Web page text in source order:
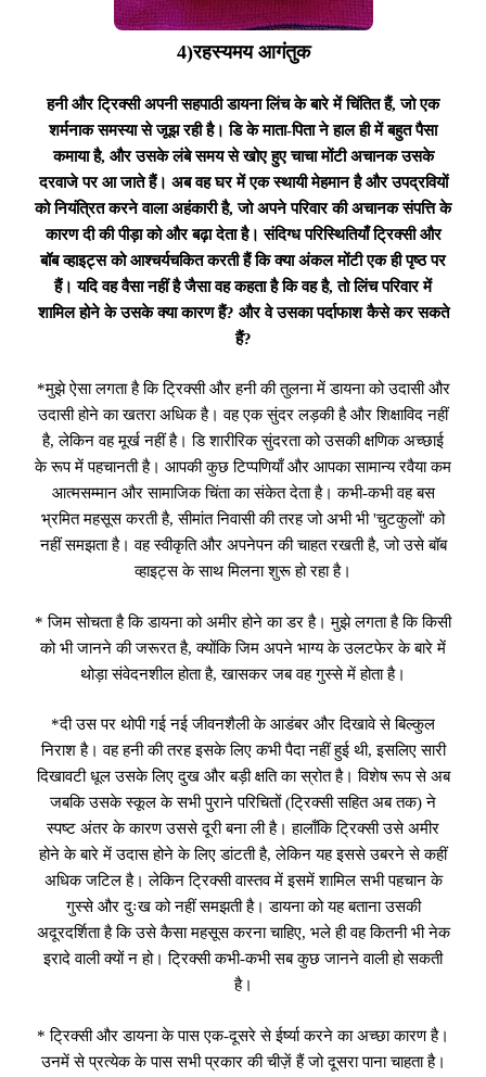
4)रहस्यमय आगंतुक
हनी और ट्रिक्सी अपनी सहपाठी डायना लिंच के बारे में चिंतित हैं, जो एक
शर्मनाक समस्या से जूझ रही है। डि के माता-पिता ने हाल ही में बहुत पैसा
कमाया है, और उसके लंबे समय से खोए हुए चाचा मोंटी अचानक उसके
दरवाजे पर आ जाते हैं। अब वह घर में एक स्थायी मेहमान है और उपद्रवियों
को नियंत्रित करने वाला अहंकारी है, जो अपने परिवार की अचानक संपत्ति के
कारण दी की पीड़ा को और बढ़ा देता है। संदिग्ध परिस्थितियाँ ट्रिक्सी और
बॉब व्हाइट्स को आश्चर्यचकित करती हैं कि क्या अंकल मोंटी एक ही पृष्ठ पर
हैं। यदि वह वैसा नहीं है जैसा वह कहता है कि वह है, तो लिंच परिवार में
शामिल होने के उसके क्या कारण हैं? और वे उसका पर्दाफाश कैसे कर सकते
हैं?
*मुझे ऐसा लगता है कि ट्रिक्सी और हनी की तुलना में डायना को उदासी और
उदासी होने का खतरा अधिक है। वह एक सुंदर लड़की है और शिक्षाविद नहीं
है, लेकिन वह मूर्ख नहीं है। डि शारीरिक सुंदरता को उसकी क्षणिक अच्छाई
के रूप में पहचानती है। आपकी कुछ टिप्पणियाँ और आपका सामान्य रवैया कम
आत्मसम्मान और सामाजिक चिंता का संकेत देता है। कभी-कभी वह बस
भ्रमित महसूस करती है, सीमांत निवासी की तरह जो अभी भी 'चुटकुलों' को
नहीं समझता है। वह स्वीकृति और अपनेपन की चाहत रखती है, जो उसे बॉब
व्हाइट्स के साथ मिलना शुरू हो रहा है।
* जिम सोचता है कि डायना को अमीर होने का डर है। मुझे लगता है कि किसी
को भी जानने की जरूरत है, क्योंकि जिम अपने भाग्य के उलटफेर के बारे में
थोड़ा संवेदनशील होता है, खासकर जब वह गुस्से में होता है।
*दी उस पर थोपी गई नई जीवनशैली के आडंबर और दिखावे से बिल्कुल
निराश है। वह हनी की तरह इसके लिए कभी पैदा नहीं हुई थी, इसलिए सारी
दिखावटी धूल उसके लिए दुख और बड़ी क्षति का स्रोत है। विशेष रूप से अब
जबकि उसके स्कूल के सभी पुराने परिचितों (ट्रिक्सी सहित अब तक) ने
स्पष्ट अंतर के कारण उससे दूरी बना ली है। हालाँकि ट्रिक्सी उसे अमीर
होने के बारे में उदास होने के लिए डांटती है, लेकिन यह इससे उबरने से कहीं
अधिक जटिल है। लेकिन ट्रिक्सी वास्तव में इसमें शामिल सभी पहचान के
गुस्से और दुःख को नहीं समझती है। डायना को यह बताना उसकी
अदूरदर्शिता है कि उसे कैसा महसूस करना चाहिए, भले ही वह कितनी भी नेक
इरादे वाली क्यों न हो। ट्रिक्सी कभी-कभी सब कुछ जानने वाली हो सकती
है।
* ट्रिक्सी और डायना के पास एक-दूसरे से ईर्ष्या करने का अच्छा कारण है।
उनमें से प्रत्येक के पास सभी प्रकार की चीज़ें हैं जो दूसरा पाना चाहता है।